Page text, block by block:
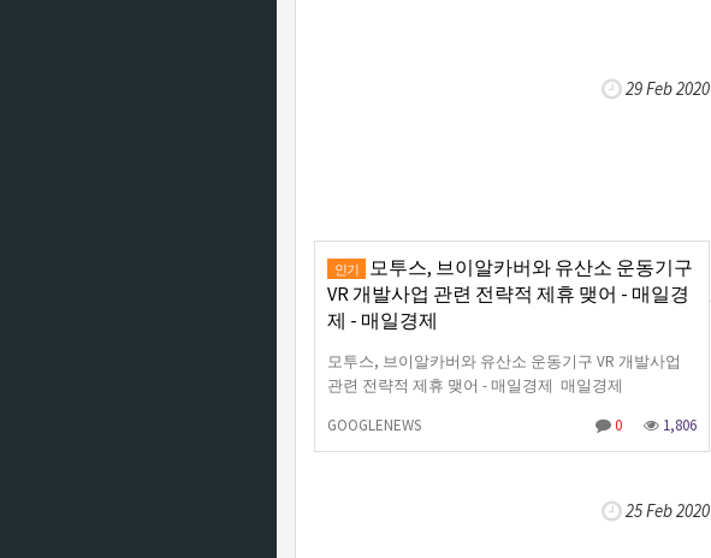
29 Feb 2020
인기
모투스, 브이알카버와 유산소 운동기구
VR 개발사업 관련 전략적 제휴 맺어 - 매일경
제 - 매일경제
모투스, 브이알카버와 유산소 운동기구 VR 개발사업
관련 전략적 제휴 맺어 - 매일경제 매일경제
GOOGLENEWS
0 1,806
25 Feb 2020